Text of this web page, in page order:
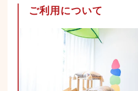
ご利用について